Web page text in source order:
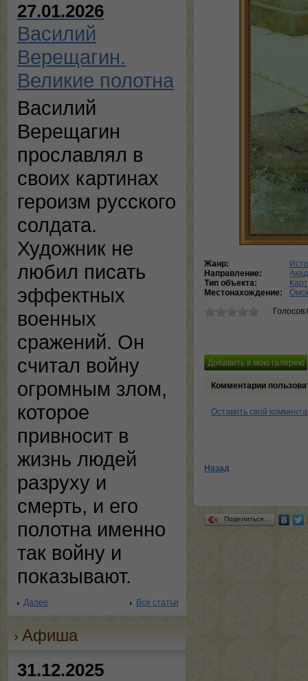
27.01.2026
Василий
Верещагин.
Великие полотна
Василий
Верещагин
прославлял в
своих картинах
героизм русского
солдата.
Художник не
любил писать
эффектных
военных
сражений. Он
считал войну
огромным злом,
которое
привносит в
жизнь людей
разруху и
смерть, и его
полотна именно
так войну и
показывают.
Далее Все статьи
Афиша
31.12.2025
Жанр:
Направление:
Тип объекта:
Местонахождение:
Комментарии
Оставить свой
Назад
Поделиться…